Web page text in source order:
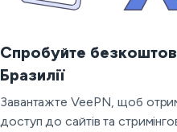
Спробуйте
Бразилії
Завантажте VeePN, щоб
доступ до сайтів та